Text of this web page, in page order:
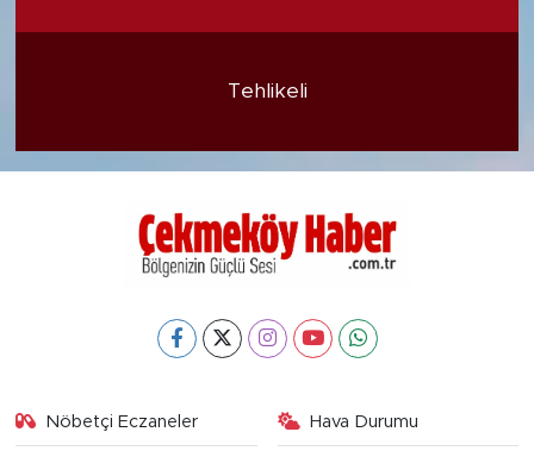
Tehlikeli
Nöbetçi Eczaneler Hava Durumu